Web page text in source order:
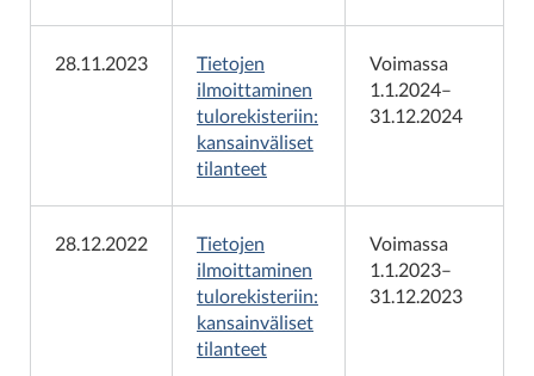
28.11.2023
Tietojen
ilmoittaminen
tulorekisteriin:
kansainväliset
tilanteet
Voimassa
1.1.2024–
31.12.2024
28.12.2022
Tietojen
ilmoittaminen
tulorekisteriin:
kansainväliset
tilanteet
Voimassa
1.1.2023–
31.12.2023